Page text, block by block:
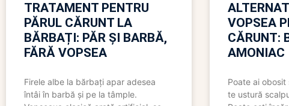
TRATAMENT PENTRU
PĂRUL CĂRUNT LA
BĂRBAȚI: PĂR ȘI BARBĂ,
FĂRĂ VOPSEA
Firele albe la bărbați apar adesea
întâi în barbă și pe la tâmple.
VOPSEA
CĂRUNT:
AMONIAC
Poate ai
te ustură